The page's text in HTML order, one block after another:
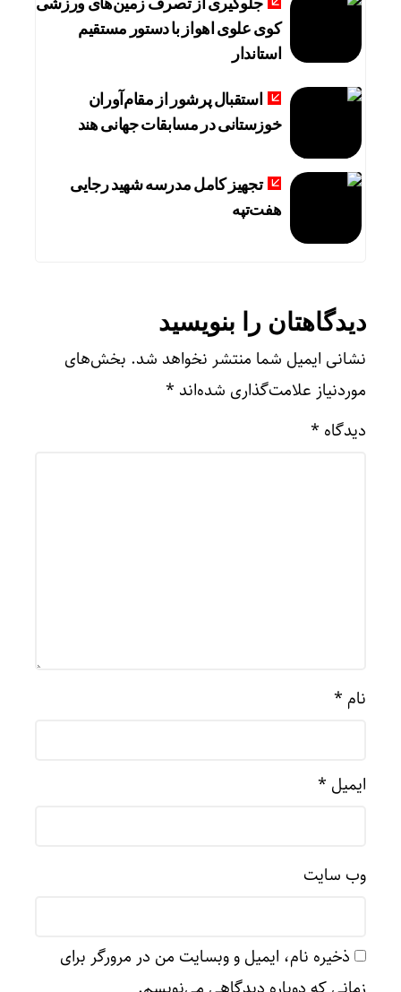
جلوگیری از تصرف زمین‌های ورزشی
کوی علوی اهواز با دستور مستقیم
استاندار
استقبال پرشور از مقام‌آوران
خوزستانی در مسابقات جهانی هند
تجهیز کامل مدرسه شهید رجایی
هفت‌تپه
دیدگاهتان را بنویسید
نشانی ایمیل شما منتشر نخواهد شد. بخش‌های
موردنیاز علامت‌گذاری شده‌اند *
دیدگاه *
نام *
ایمیل *
وب‌ سایت
ذخیره نام، ایمیل و وبسایت من در مرورگر برای